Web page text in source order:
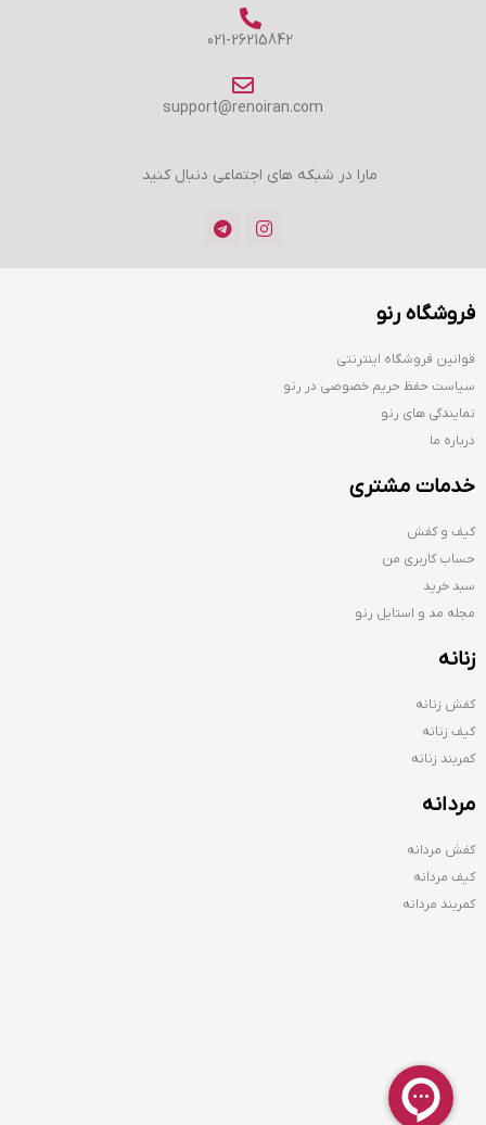
021-26215842
support@renoiran.com
مارا در شبکه های اجتماعی دنبال کنید
فروشگاه رنو
قوانین فروشگاه اینترنتی
سیاست حفظ حریم خصوصی در رنو
نمایندگی های رنو
درباره ما
خدمات مشتری
کیف و کفش
حساب کاربری من
سبد خرید
مجله مد و استایل رنو
زنانه
کفش زنانه
کیف زنانه
کمربند زنانه
مردانه
کفش مردانه
کیف مردانه
کمربند مردانه